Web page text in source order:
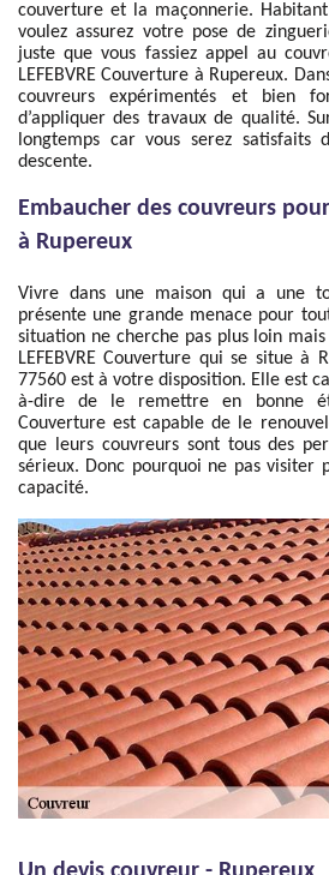
couverture et la maçonnerie.
voulez assurez votre pose de
juste que vous fassiez appel au
LEFEBVRE Couverture à Rupereux.
couvreurs expérimentés et bien
d’appliquer des travaux de qualité.
longtemps car vous serez satisfaits
descente.
Embaucher des couvreurs
à Rupereux
Vivre dans une maison qui a une
présente une grande menace pour
situation ne cherche pas plus loin
LEFEBVRE Couverture qui se situe à
77560 est à votre disposition. Elle est
à-dire de le remettre en bonne
Couverture est capable de le
que leurs couvreurs sont tous des
sérieux. Donc pourquoi ne pas visiter
capacité.